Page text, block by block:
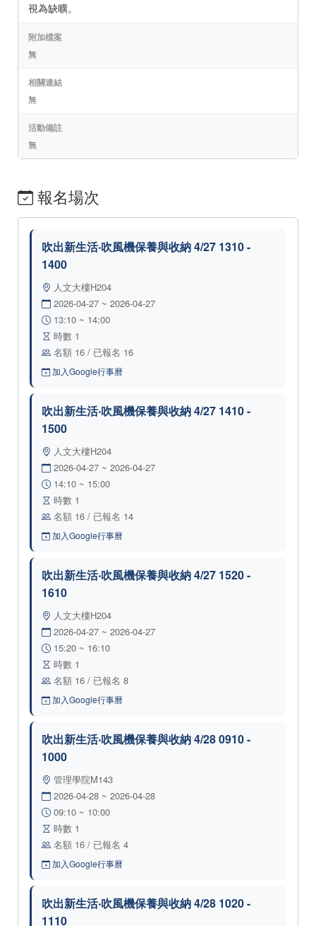
視為缺曠。
附加檔案
無
相關連結
無
活動備註
無
報名場次
吹出新生活‧吹風機保養與收納 4/27 1310 -
1400
人文大樓H204
2026-04-27 ~ 2026-04-27
13:10 ~ 14:00
時數 1
名額 16 / 已報名 16
加入Google行事曆
吹出新生活‧吹風機保養與收納 4/27 1410 -
1500
人文大樓H204
2026-04-27 ~ 2026-04-27
14:10 ~ 15:00
時數 1
名額 16 / 已報名 14
加入Google行事曆
吹出新生活‧吹風機保養與收納 4/27 1520 -
1610
人文大樓H204
2026-04-27 ~ 2026-04-27
15:20 ~ 16:10
時數 1
名額 16 / 已報名 8
加入Google行事曆
吹出新生活‧吹風機保養與收納 4/28 0910 -
1000
管理學院M143
2026-04-28 ~ 2026-04-28
09:10 ~ 10:00
時數 1
名額 16 / 已報名 4
加入Google行事曆
吹出新生活‧吹風機保養與收納 4/28 1020 -
1110